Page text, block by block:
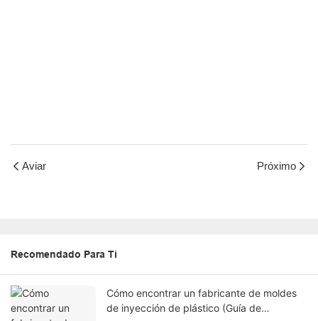
Aviar Próximo
Recomendado Para Ti
Cómo encontrar un fabricante de moldes
de inyección de plástico (Guía de